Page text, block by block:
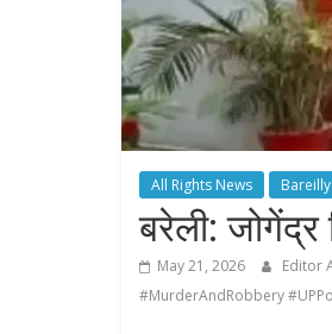
All Rights News Bareilly
बरेली:
May 21, 2026 Editor
#MurderAndRobbery